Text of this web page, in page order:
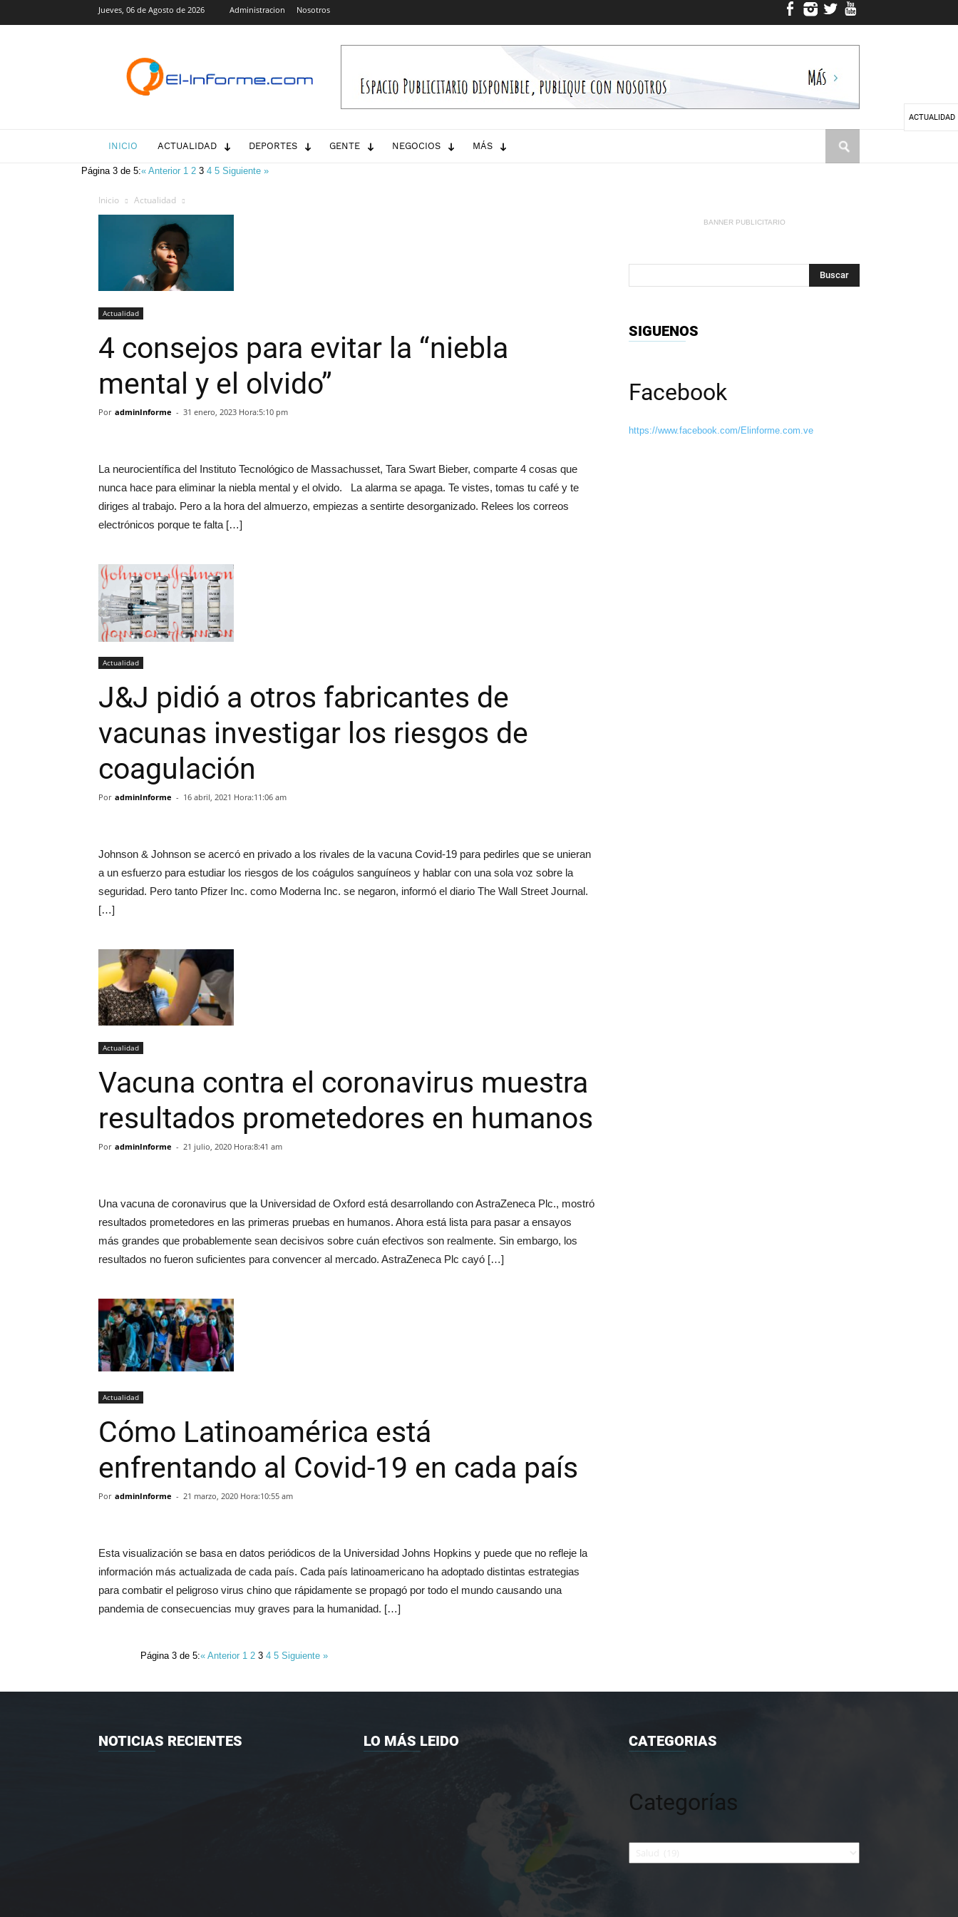
Jueves, 06 de Agosto de 2026 Administracion Nosotros
Informe.com
INICIO ACTUALIDAD DEPORTES GENTE NEGOCIOS MÁS
Página 3 de 5:« Anterior 123 45Siguiente »
Inicio Actualidad
Actualidad
4 consejos para evitar la “niebla
mental y el olvido”
Por adminInforme - 31 enero, 2023 Hora:5:10 pm
La neurocientífica del Instituto Tecnológico de Massachusset, Tara Swart Bieber, comparte 4 cosas que
nunca hace para eliminar la niebla mental y el olvido. La alarma se apaga. Te vistes, tomas tu café y te
diriges al trabajo. Pero a la hora del almuerzo, empiezas a sentirte desorganizado. Relees los correos
electrónicos porque te falta […]
Actualidad
J&J pidió a otros fabricantes de
vacunas investigar los riesgos de
coagulación
Por adminInforme - 16 abril, 2021 Hora:11:06 am
Johnson & Johnson se acercó en privado a los rivales de la vacuna Covid-19 para pedirles que se unieran
a un esfuerzo para estudiar los riesgos de los coágulos sanguíneos y hablar con una sola voz sobre la
seguridad. Pero tanto Pfizer Inc. como Moderna Inc. se negaron, informó el diario The Wall Street Journal.
[…]
Actualidad
Vacuna contra el coronavirus muestra
resultados prometedores en humanos
Por adminInforme - 21 julio, 2020 Hora:8:41 am
Una vacuna de coronavirus que la Universidad de Oxford está desarrollando con AstraZeneca Plc., mostró
resultados prometedores en las primeras pruebas en humanos. Ahora está lista para pasar a ensayos
más grandes que probablemente sean decisivos sobre cuán efectivos son realmente. Sin embargo, los
resultados no fueron suficientes para convencer al mercado. AstraZeneca Plc cayó […]
Actualidad
Cómo Latinoamérica está
enfrentando al Covid-19 en cada país
Por adminInforme - 21 marzo, 2020 Hora:10:55 am
Esta visualización se basa en datos periódicos de la Universidad Johns Hopkins y puede que no refleje la
información más actualizada de cada país. Cada país latinoamericano ha adoptado distintas estrategias
para combatir el peligroso virus chino que rápidamente se propagó por todo el mundo causando una
pandemia de consecuencias muy graves para la humanidad. […]
Página 3 de 5:« Anterior 123 45Siguiente »
BANNER PUBLICITARIO
SIGUENOS
Facebook
https://www.facebook.com/Elinforme.com.ve
NOTICIAS RECIENTES LO MÁS LEIDO CATEGORIAS
Categorías
Categorías
ACTUALIDAD